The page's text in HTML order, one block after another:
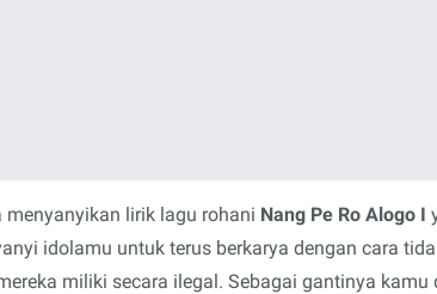
lirik lagu rohani Nang Pe Ro Alogo I
idolamu untuk terus berkarya dengan cara
miliki secara ilegal. Sebagai gantinya kamu